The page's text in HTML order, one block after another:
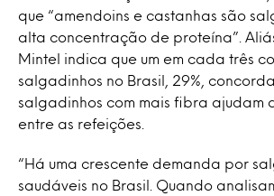
que “amendoins e castanhas são
alta concentração de proteína”.
Mintel indica que um em cada três
salgadinhos no Brasil, 29%,
salgadinhos com mais fibra ajudam
entre as refeições.
“Há uma crescente demanda por
saudáveis ​​no Brasil. Quando